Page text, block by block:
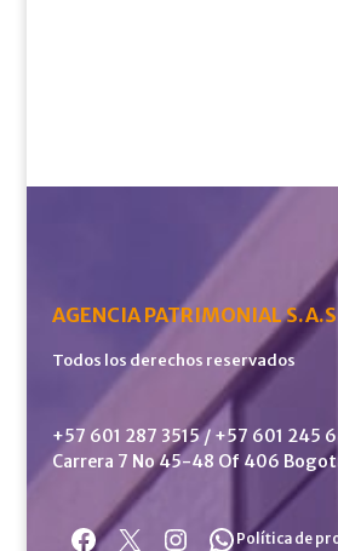
AGENCIA PATRIMONIAL S.A.S
Todos los derechos reservados
+57 601 287 3515 / +57 601 245
Carrera 7 No 45-48 Of 406
Facebook
X Instagram
Política de